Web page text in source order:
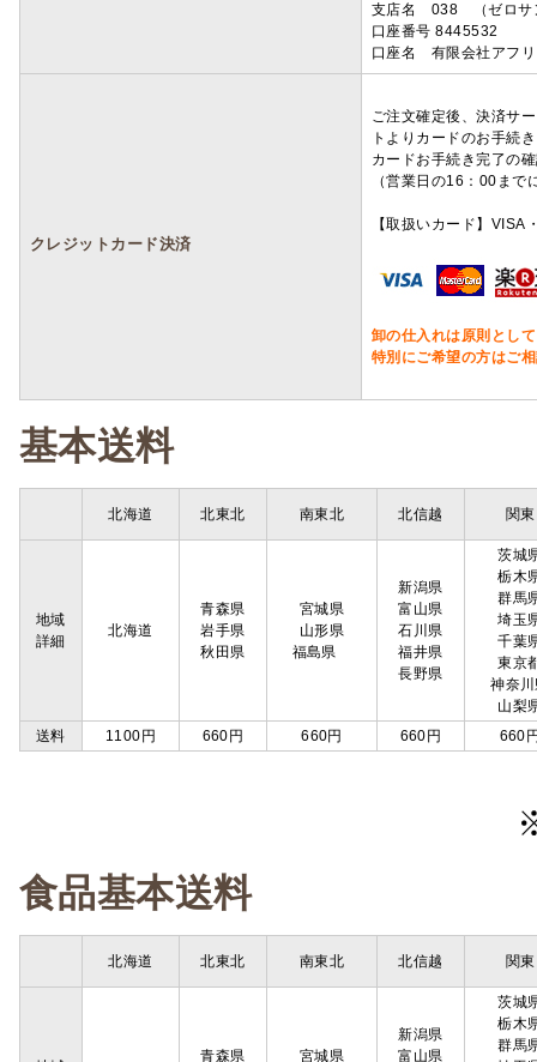
支店名 038 （ゼロサ
口座番号 8445532
口座名 有限会社アフ
クレジットカード決済
ご注文確定後、決済サ
トよりカードのお手続
カードお手続き完了の
（営業日の16：00ま
【取扱いカード】
卸の仕入れは原則とし
特別にご希望の方はご
基本送料
北海道 北東北 南東北 北信越 関東
地域
詳細
北海道
青森県
岩手県
秋田県
宮城県
山形県
福島県
新潟県
富山県
石川県
福井県
長野県
茨城
栃木
群馬
埼玉
千葉
東京
神奈
山梨
送料
1100円 660円 660円 660円 660
食品基本送料
北海道 北東北 南東北 北信越 関東
青森県 宮城県
新潟県
富山県
茨城
栃木
群馬